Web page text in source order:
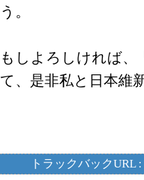
う。
もしよろしければ、
て、是非私と日本維
トラックバックURL :